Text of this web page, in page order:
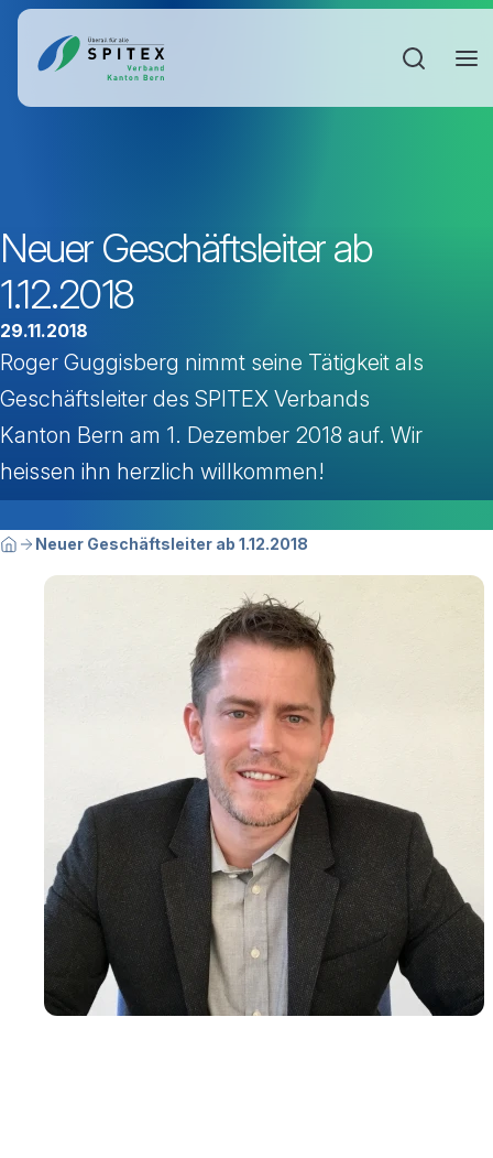
Neuer Geschäftsleiter ab
1.12.2018
29.11.2018
Roger Guggisberg nimmt seine Tätigkeit als
Geschäftsleiter des SPITEX Verbands
Kanton Bern am 1. Dezember 2018 auf. Wir
heissen ihn herzlich willkommen!
Breadcrumbnavigation
Sie befinden sich hier:
HomeNeuer Geschäftsleiter ab 1.12.2018